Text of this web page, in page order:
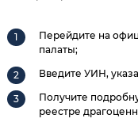
Перейдите на
палаты;
Введите УИН,
Получите
реестре